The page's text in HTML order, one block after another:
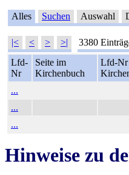
Alles Suchen Auswahl
|< < > >| 3380
Lfd-
Nr
Seite im
Kirchenbuch
Lfd-Nr
...
...
...
Hinweise zu